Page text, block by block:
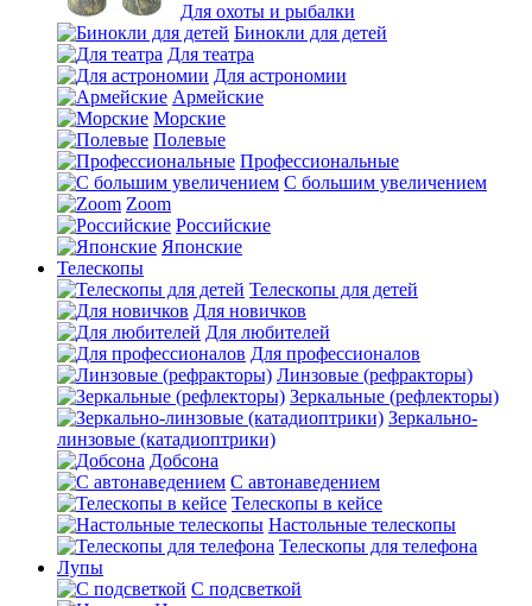
Для охоты и рыбалки
Бинокли для детей
Для театра
Для астрономии
Армейские
Морские
Полевые
Профессиональные
С большим увеличением
Zoom
Российские
Японские
Телескопы
Телескопы для детей
Для новичков
Для любителей
Для профессионалов
Линзовые (рефракторы)
Зеркальные (рефлекторы)
Зеркально-
линзовые (катадиоптрики)
Добсона
С автонаведением
Телескопы в кейсе
Настольные телескопы
Телескопы для телефона
Лупы
С подсветкой